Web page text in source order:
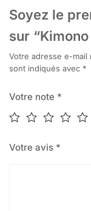
Soyez le
sur
Votre adresse e-mail
sont indiqués avec *
Votre note *
Votre avis *